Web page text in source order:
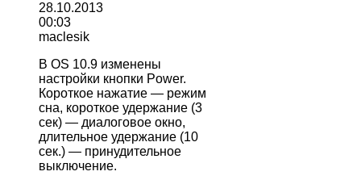
28.10.2013
00:03
maclesik
В OS 10.9 изменены
настройки кнопки Power.
Короткое нажатие — режим
сна, короткое удержание (3
сек) — диалоговое окно,
длительное удержание (10
сек.) — принудительное
выключение.